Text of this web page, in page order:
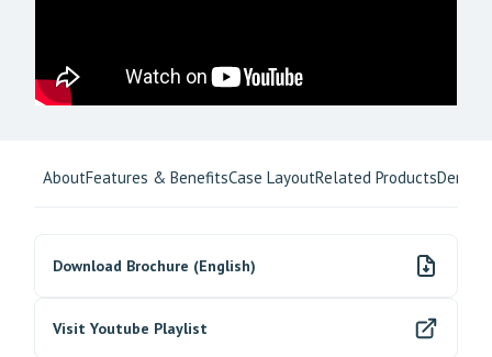
AboutFeatures & BenefitsCase LayoutRelated ProductsDemo/
Download Brochure (English)
Visit Youtube Playlist